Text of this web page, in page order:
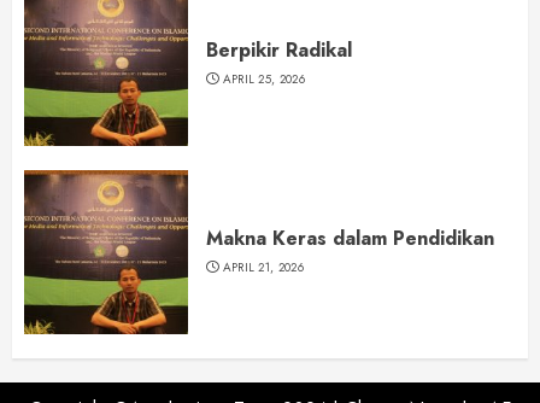
Berpikir Radikal
APRIL 25, 2026
Makna Keras dalam Pendidikan
APRIL 21, 2026